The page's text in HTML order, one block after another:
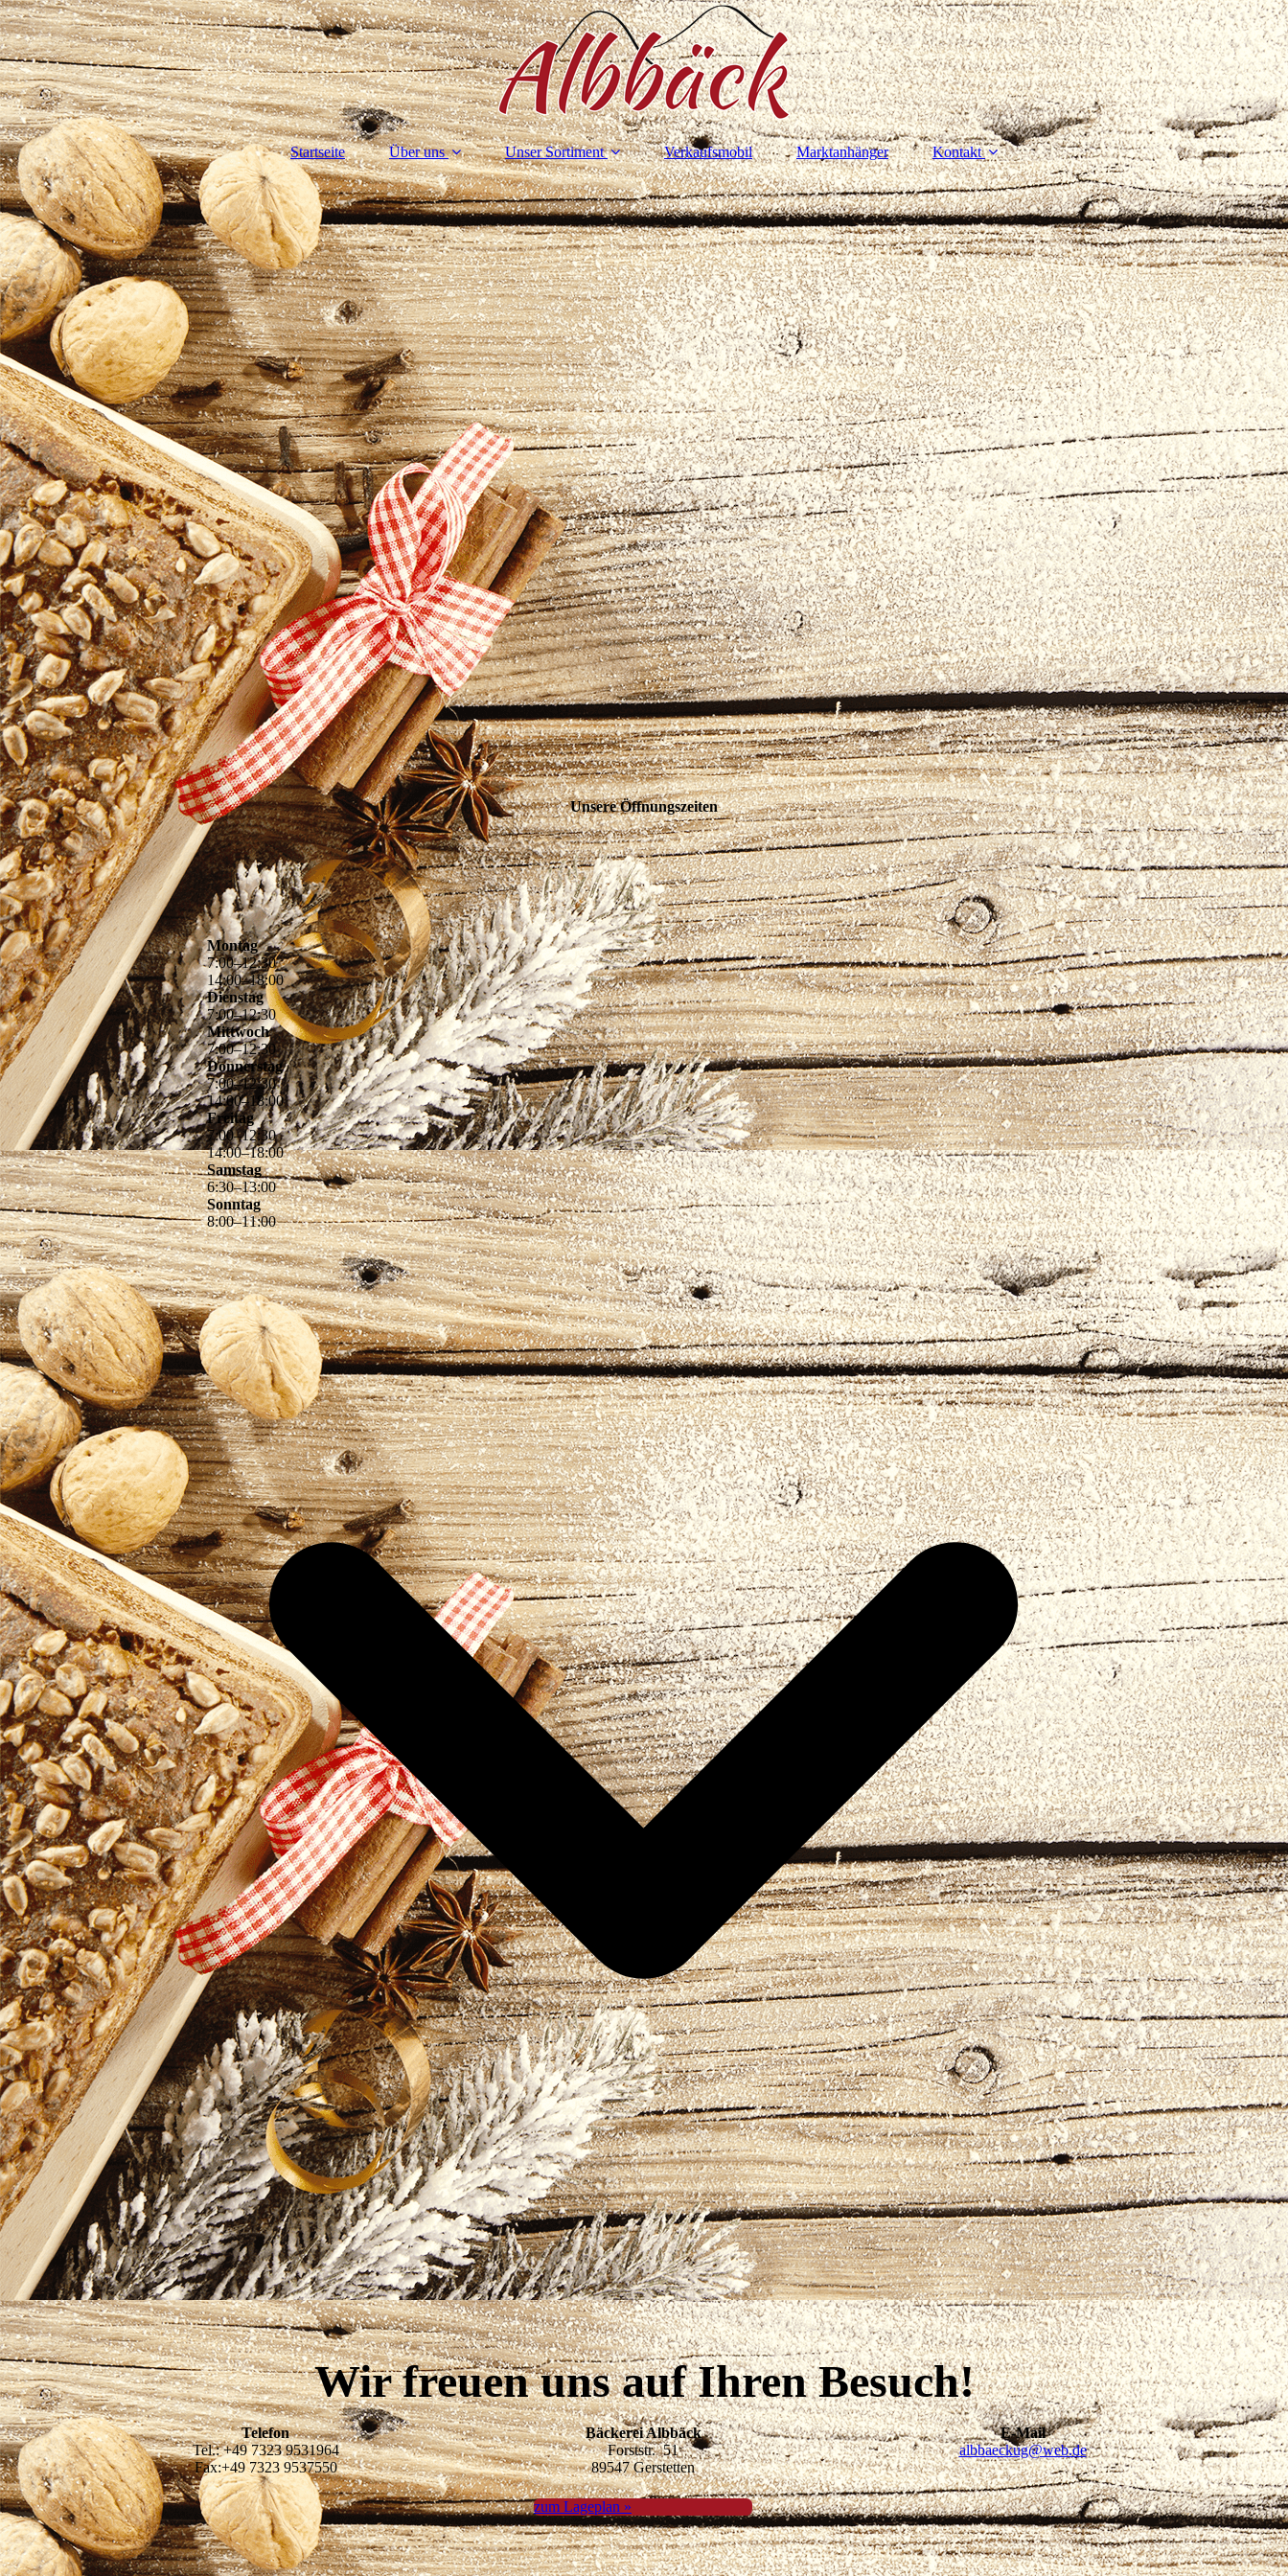
Startseite Über uns Unser Sortiment Verkaufsmobil Marktanhänger Kontakt
Unsere Öffnungs­zeiten
Montag
7:00–12:30
14:00–18:00
Dienstag
7:00–12:30
Mittwoch
7:00–12:30
Donnerstag
7:00–12:30
14:00–18:00
Freitag
7:00–12:30
14:00–18:00
Samstag
6:30–13:00
Sonntag
8:00–11:00
Wir freuen uns auf Ihren Besuch!
Telefon
Tel.: +49 7323 9531964
Fax:+49 7323 9537550
Bäckerei Albbäck
Forststr. 51
89547 Gerstetten
zum Lageplan »
E-Mail
albbaeckug@web.de